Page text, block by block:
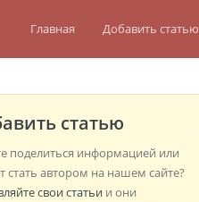
Главная Добавить статью
статью
поделиться информацией или
стать автором на нашем сайте?
свои статьи и они